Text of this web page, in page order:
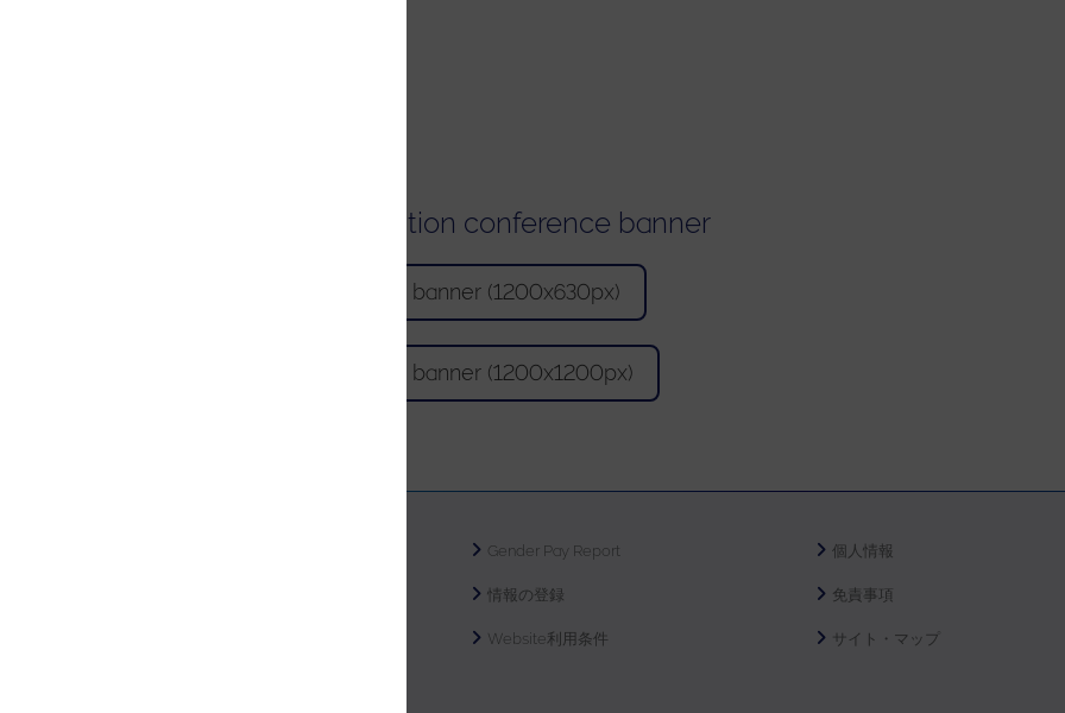
Download high-resolution conference banner
Download high-resolution banner (1200x630px)
Download high-resolution banner (1200x1200px)
Gender Pay Report
情報の登録
Website利用条件
個人情報
免責事項
サイト・マップ